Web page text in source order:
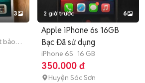
3
bảo
2 giờ trước 6
Apple iPhone 6s 16GB
Bạc Đã sử dụng
iPhone 6S 16 GB
350.000 đ
Huyện Sóc Sơn